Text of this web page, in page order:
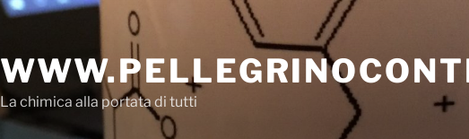
La chimica alla portata di tutti